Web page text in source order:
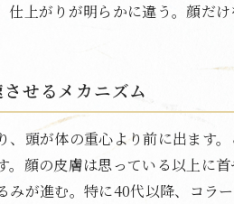
仕上がりが明らかに違う。顔だ
せるメカニズム
、頭が体の重心より前に出ます
。顔の皮膚は思っている以上に
みが進む。特に40代以降、コラ